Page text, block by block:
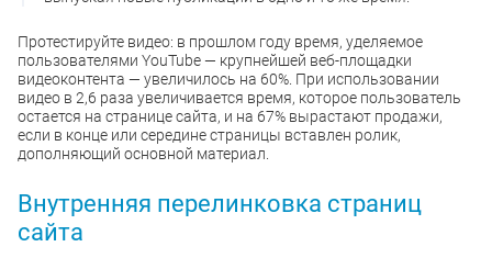
Протестируйте видео: в прошлом году время, уделяемое
пользователями YouTube — крупнейшей веб-площадки
видеоконтента — увеличилось на 60%. При использовании
видео в 2,6 раза увеличивается время, которое пользователь
остается на странице сайта, и на 67% вырастают продажи,
если в конце или середине страницы вставлен ролик,
дополняющий основной материал.
Внутренняя перелинковка страниц
сайта